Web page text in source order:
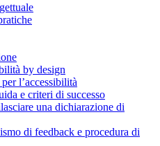
by design
l’accessibilità
e criteri di successo
una dichiarazione di
di feedback e procedura di